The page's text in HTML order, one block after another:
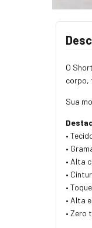
O
corpo,
Sua
•
•
• Alta
•
•
• Alta
• Zero